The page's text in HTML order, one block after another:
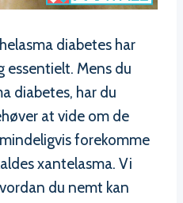
diabetes har
Mens du
diabetes, har du
at vide om de
forekomme
xantelasma. Vi
du nemt kan